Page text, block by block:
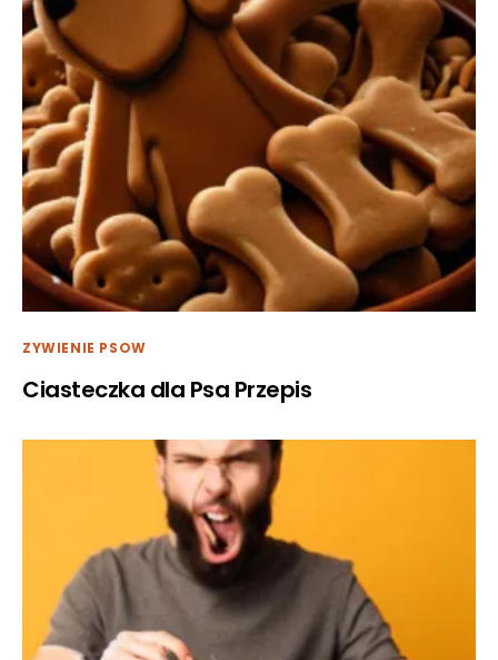
ZYWIENIE PSOW
Ciasteczka dla Psa Przepis